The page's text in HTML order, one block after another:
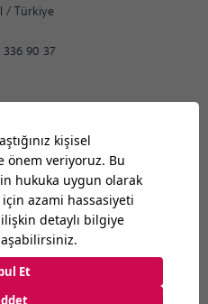
/ Türkiye
336 90 37
PM
18:30
1606. Cad.
401 Ankara 06800